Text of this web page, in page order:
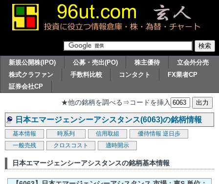
新規公開株(IPO) 公募・売出(PO) 株主優待
立会外分売
株式クラファン
手数料比較 コンタクト
FX業者CP
証券会社CP
★他の銘柄を調べる⇒コードを挿入
日本エマージェンシーアシスタンス(6063)の銘柄情報
基本情報 時系列 信用取組 優待情報 逆日歩
一般売残
クロスコスト 適時開示
日本エマージェンシーアシスタンスの銘柄基本情報